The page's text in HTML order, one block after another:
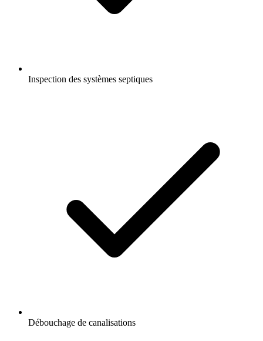
Inspection des systèmes septiques
Débouchage de canalisations